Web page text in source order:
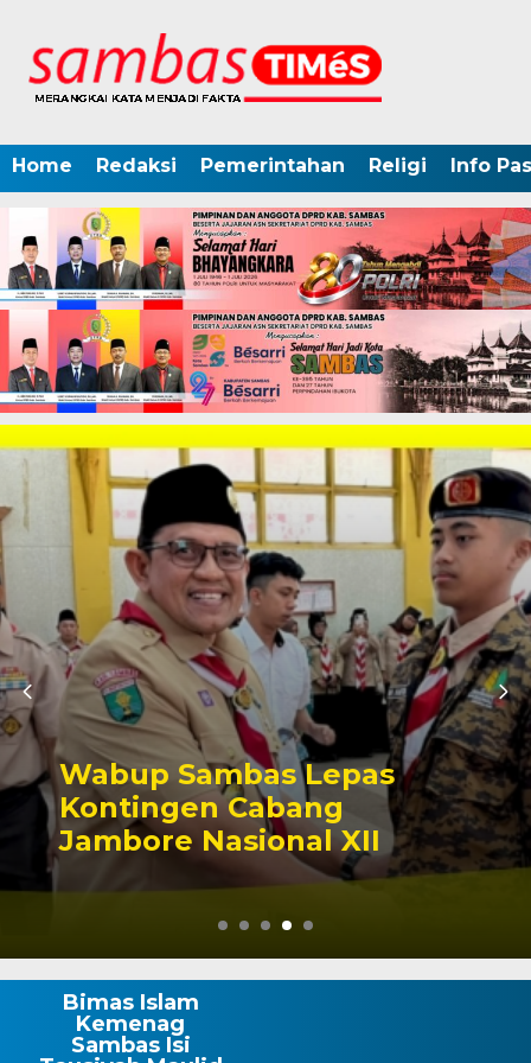
Home Redaksi Pemerintahan Religi Info
Wabup Sambas Lepas
Kontingen Cabang
Jambore Nasional XII
Bimas Islam
Kemenag
Sambas Isi